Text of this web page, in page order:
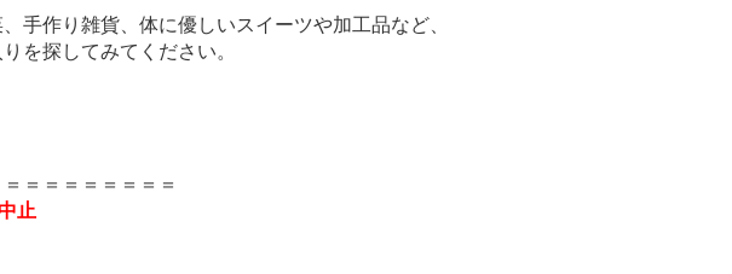
手作り雑貨、体に優しいスイーツや加工品など、
を探してみてください。
＝＝＝＝＝＝＝＝
止